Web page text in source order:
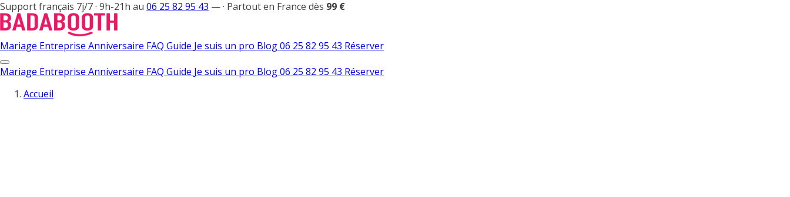
Support français 7j/7 · 9h-21h au 06 25 82 95 43 —· Partout en France dès 99 €
Mariage Entreprise Anniversaire FAQ Guide Je suis un pro Blog06 25 82 95 43 Réserver
Mariage Entreprise Anniversaire FAQ Guide Je suis un pro Blog06 25 82 95 43 Réserver
Accueil